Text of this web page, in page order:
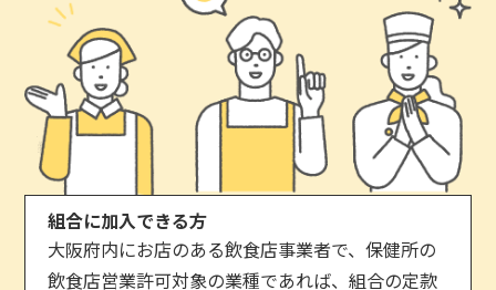
組合に加入できる方
大阪府内にお店のある飲食店事業者で、保健所の
飲食店営業許可対象の業種であれば、組合の定款